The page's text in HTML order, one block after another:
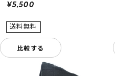
¥5,500
比較する